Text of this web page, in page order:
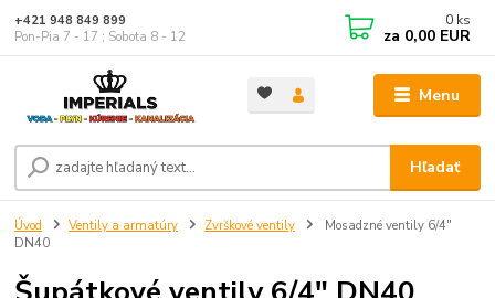
Menu
Hľadať
+421 948 849 899
Pon-Pia 7 - 17 ; Sobota 8 - 12
0 ks
za 0,00 EUR
Úvod Ventily a armatúry Zvrškové ventily
Mosadzné ventily 6/4"
DN40